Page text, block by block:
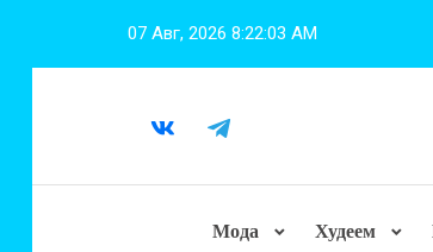
07 Авг, 2026 8:22:04 AM
Мода Худеем